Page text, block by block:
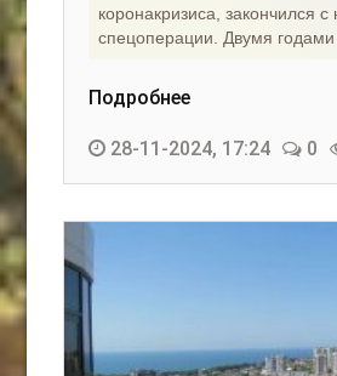
коронакризиса, закончился
спецоперации. Двумя годами
Подробнее
28-11-2024, 17:24 0